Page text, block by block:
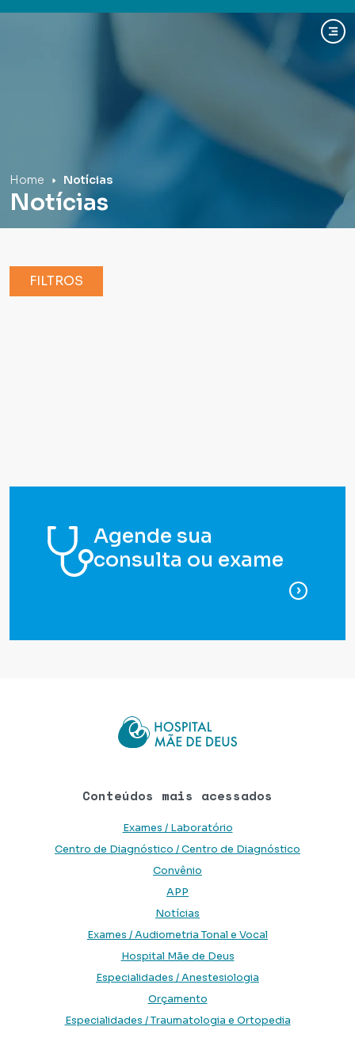
Home Notícias
Notícias
FILTROS
Agende sua
consulta ou exame
para
Conteúdos mais acessados
Exames / Laboratório
Centro de Diagnóstico / Centro de Diagnóstico
Convênio
APP
Notícias
Exames / Audiometria Tonal e Vocal
Hospital Mãe de Deus
Especialidades / Anestesiologia
Orçamento
Especialidades / Traumatologia e Ortopedia